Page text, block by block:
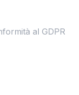
al GDPR